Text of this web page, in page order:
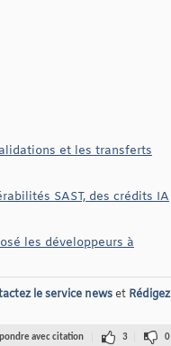
et les transferts
SAST, des crédits IA
les développeurs à
le service newset Rédigez
avec citation 3 0